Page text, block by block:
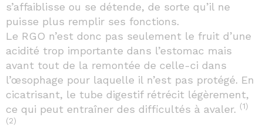
s’affaiblisse ou se détende, de sorte qu’il ne
puisse plus remplir ses fonctions.
Le RGO n’est donc pas seulement le fruit d’une
acidité trop importante dans l’estomac mais
avant tout de la remontée de celle-ci dans
l’œsophage pour laquelle il n’est pas protégé. En
cicatrisant, le tube digestif rétrécit légèrement,
ce qui peut entraîner des difficultés à avaler. (1)
(2)